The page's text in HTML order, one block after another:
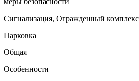
меры безопасности
Сигнализация, Огражденный комплекс
Парковка
Общая
Особенности